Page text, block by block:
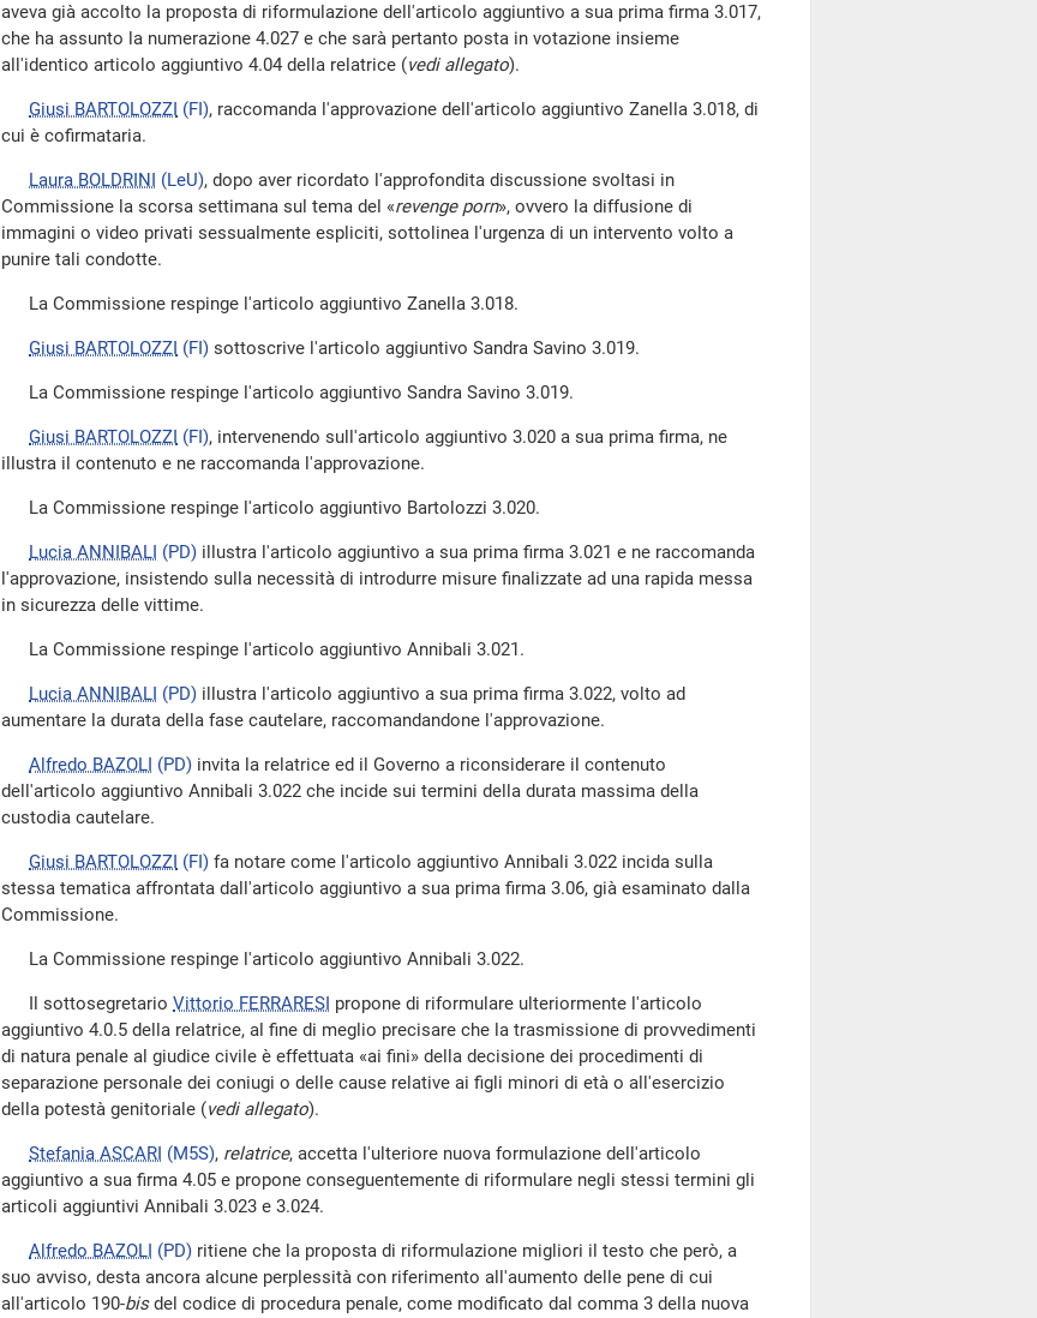
aveva già accolto la proposta di riformulazione dell'articolo aggiuntivo a sua prima firma 3.017,
che ha assunto la numerazione 4.027 e che sarà pertanto posta in votazione insieme
all'identico articolo aggiuntivo 4.04 della relatrice (vedi allegato).
Giusi BARTOLOZZI (FI), raccomanda l'approvazione dell'articolo aggiuntivo Zanella 3.018, di
cui è cofirmataria.
Laura BOLDRINI (LeU), dopo aver ricordato l'approfondita discussione svoltasi in
Commissione la scorsa settimana sul tema del «revenge porn», ovvero la diffusione di
immagini o video privati sessualmente espliciti, sottolinea l'urgenza di un intervento volto a
punire tali condotte.
La Commissione respinge l'articolo aggiuntivo Zanella 3.018.
Giusi BARTOLOZZI (FI) sottoscrive l'articolo aggiuntivo Sandra Savino 3.019.
La Commissione respinge l'articolo aggiuntivo Sandra Savino 3.019.
Giusi BARTOLOZZI (FI), intervenendo sull'articolo aggiuntivo 3.020 a sua prima firma, ne
illustra il contenuto e ne raccomanda l'approvazione.
La Commissione respinge l'articolo aggiuntivo Bartolozzi 3.020.
Lucia ANNIBALI (PD) illustra l'articolo aggiuntivo a sua prima firma 3.021 e ne raccomanda
l'approvazione, insistendo sulla necessità di introdurre misure finalizzate ad una rapida messa
in sicurezza delle vittime.
La Commissione respinge l'articolo aggiuntivo Annibali 3.021.
Lucia ANNIBALI (PD) illustra l'articolo aggiuntivo a sua prima firma 3.022, volto ad
aumentare la durata della fase cautelare, raccomandandone l'approvazione.
Alfredo BAZOLI (PD) invita la relatrice ed il Governo a riconsiderare il contenuto
dell'articolo aggiuntivo Annibali 3.022 che incide sui termini della durata massima della
custodia cautelare.
Giusi BARTOLOZZI (FI) fa notare come l'articolo aggiuntivo Annibali 3.022 incida sulla
stessa tematica affrontata dall'articolo aggiuntivo a sua prima firma 3.06, già esaminato dalla
Commissione.
La Commissione respinge l'articolo aggiuntivo Annibali 3.022.
Il sottosegretario Vittorio FERRARESI propone di riformulare ulteriormente l'articolo
aggiuntivo 4.0.5 della relatrice, al fine di meglio precisare che la trasmissione di provvedimenti
di natura penale al giudice civile è effettuata «ai fini» della decisione dei procedimenti di
separazione personale dei coniugi o delle cause relative ai figli minori di età o all'esercizio
della potestà genitoriale (vedi allegato).
Stefania ASCARI (M5S), relatrice, accetta l'ulteriore nuova formulazione dell'articolo
aggiuntivo a sua firma 4.05 e propone conseguentemente di riformulare negli stessi termini gli
articoli aggiuntivi Annibali 3.023 e 3.024.
Alfredo BAZOLI (PD) ritiene che la proposta di riformulazione migliori il testo che però, a
suo avviso, desta ancora alcune perplessità con riferimento all'aumento delle pene di cui
all'articolo 190-bisdel codice di procedura penale, come modificato dal comma 3 della nuova